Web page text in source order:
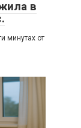
в
минутах от